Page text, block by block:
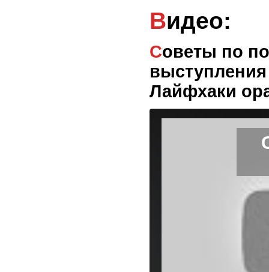
Видео:
Советы по подготовке публичного
Лайфхаки